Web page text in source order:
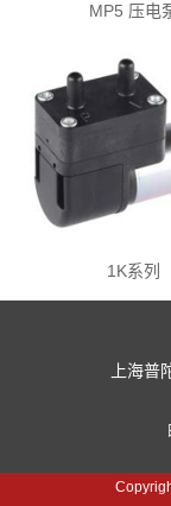
MP5 压电
1K系列
上海